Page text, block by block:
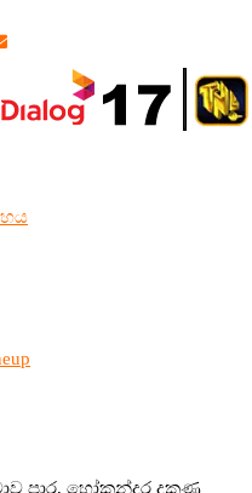
පාර, හෝකන්දර දකුණ